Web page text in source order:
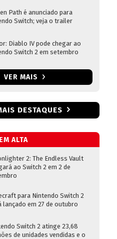
Path é anunciado para
Switch; veja o trailer
Diablo IV pode chegar ao
Switch 2 em setembro
VER MAIS
DESTAQUES
ALTA
2: The Endless Vault
ao Switch 2 em 2 de
para Nintendo Switch 2
lançado em 27 de outubro
Switch 2 atinge 23,68
de unidades vendidas e o